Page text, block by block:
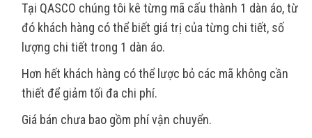
Tại QASCO chúng tôi kê từng mã cấu thành 1 dàn áo, từ
đó khách hàng có thể biết giá trị của từng chi tiết, số
lượng chi tiết trong 1 dàn áo.
Hơn hết khách hàng có thể lược bỏ các mã không cần
thiết để giảm tối đa chi phí.
Giá bán chưa bao gồm phí vận chuyển.